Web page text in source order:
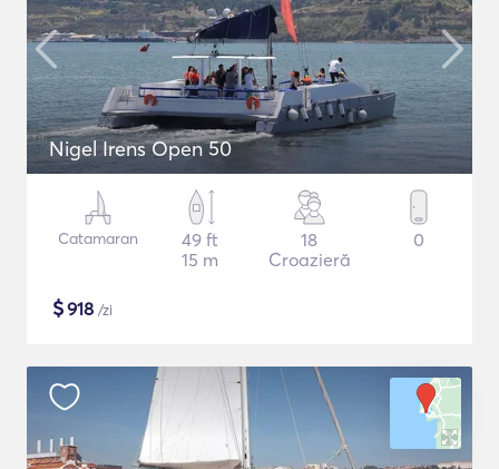
Nigel Irens Open 50
Catamaran
49 ft
15 m
18
Croazieră
0
$918 /zi